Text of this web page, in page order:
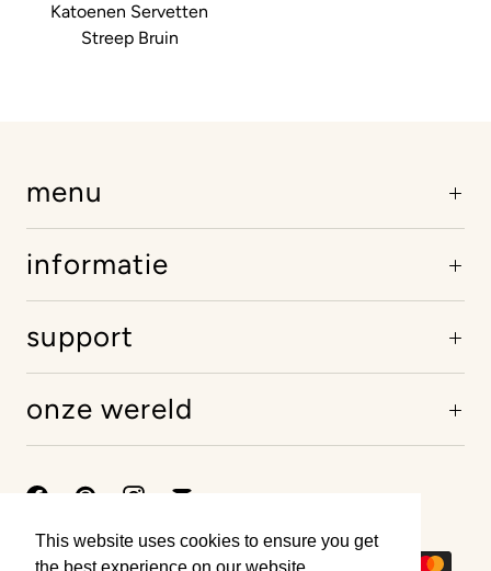
This website uses cookies to ensure you get
This website uses cookies to ensure you get
Katoenen Servetten
Streep Bruin
menu
informatie
support
onze wereld